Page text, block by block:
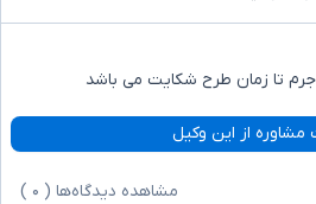
جرم تا زمان طرح شکایت می باشد
مشاوره از این وکیل
مشاهده دیدگاه‌ها ( ۰